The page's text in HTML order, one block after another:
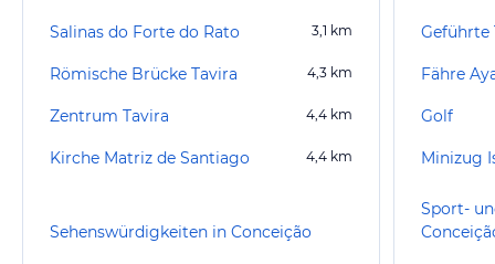
Salinas do Forte do Rato 3,1 km
Römische Brücke Tavira 4,3 km
Zentrum Tavira 4,4 km
Kirche Matriz de Santiago 4,4 km
Sehenswürdigkeiten in Conceição
Geführte
Fähre
Golf
Minizug
Sport-